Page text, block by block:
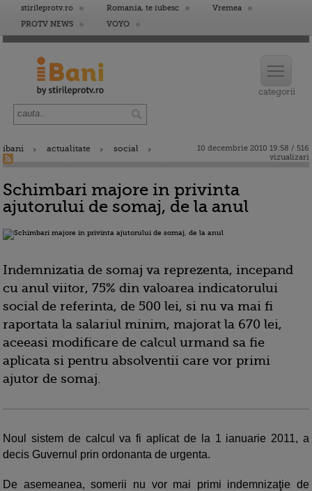
stirileprotv.ro Romania, te iubesc
Vremea
PROTV NEWS
VOYO
ibani actualitate social
10 decembrie 2010 19:58 / 516
vizualizari
Schimbari majore in privinta
ajutorului de somaj, de la anul
Indemnizatia de somaj va reprezenta, incepand
cu anul viitor, 75% din valoarea indicatorului
social de referinta, de 500 lei, si nu va mai fi
raportata la salariul minim, majorat la 670 lei,
aceeasi modificare de calcul urmand sa fie
aplicata si pentru absolventii care vor primi
ajutor de somaj.
Noul sistem de calcul va fi aplicat de la 1 ianuarie 2011, a
decis Guvernul prin ordonanta de urgenta.
De asemeanea, somerii nu vor mai primi indemnizaţie de